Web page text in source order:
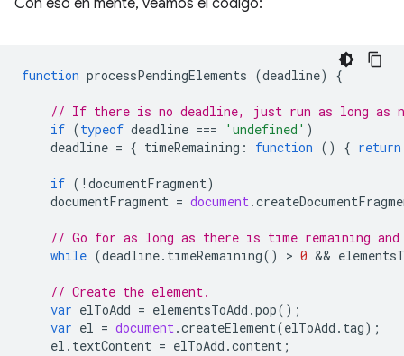
Con eso en mente, veamos el código:
function processPendingElements (deadline) {
// If there is no deadline, just run as long as
if (typeof deadline === 'undefined' )
deadline = { timeRemaining : function () { return
if ( ! documentFragment)
documentFragment = document.
// Go for as long as there is time remaining
while (deadline. timeRemaining() > 0 &&
// Create the element.
var elToAdd = elementsToAdd .pop();
var el = document.createElement(elToAdd . tag);
el . textContent = elToAdd .content ;